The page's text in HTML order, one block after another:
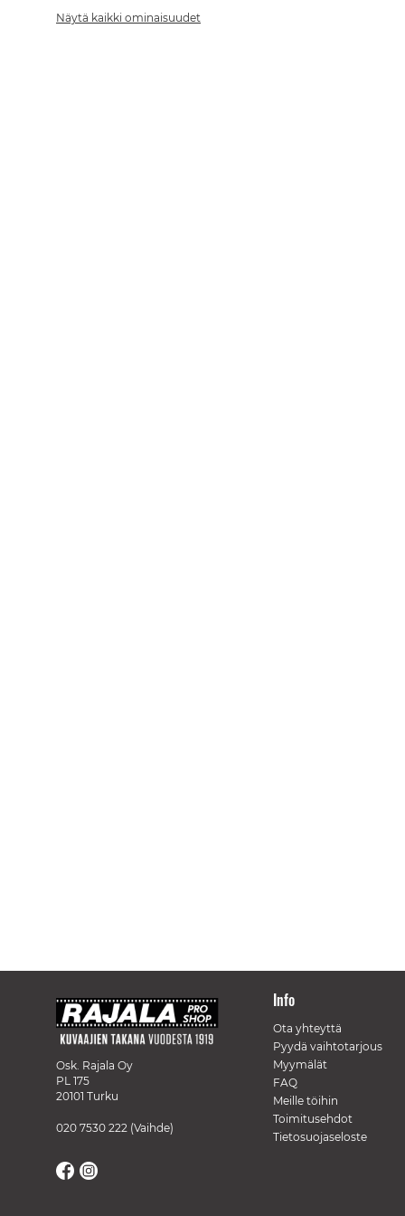
Näytä kaikki ominaisuudet
Osk. Rajala Oy
PL 175
20101 Turku
020 7530 222 (Vaihde)
Info
Ota yhteyttä
Pyydä vaihtotarjous
Myymälät
FAQ
Meille töihin
Toimitusehdot
Tietosuojaseloste